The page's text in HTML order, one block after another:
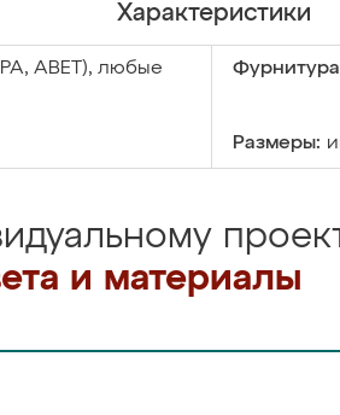
Характеристики
ABET), любые
Размеры:
и материалы